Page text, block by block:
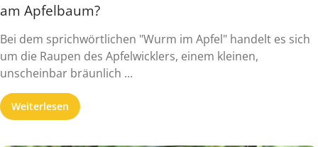
am Apfelbaum?
Bei dem sprichwörtlichen "Wurm im Apfel" handelt es sich
um die Raupen des Apfelwicklers, einem kleinen,
unscheinbar bräunlich ...
Weiterlesen